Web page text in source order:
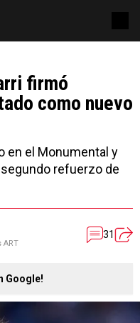
firmó
como nuevo
en el Monumental y
refuerzo de
ART
31
Google!